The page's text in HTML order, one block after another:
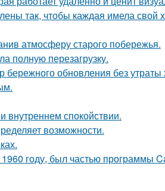
так, чтобы каждая имела свой
атмосферу старого побережья.
полную перезагрузку.
обновления без утраты
внутреннем спокойствии.
возможности.
году, был частью программы